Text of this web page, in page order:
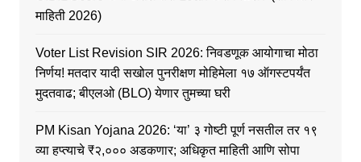
माहिती 2026)
Voter List Revision SIR 2026: निवडणूक आयोगाचा मोठा
निर्णय! मतदार यादी सखोल पुनरीक्षण मोहिमेला १७ ऑगस्टपर्यंत
मुदतवाढ; बीएलओ (BLO) येणार तुमच्या घरी
PM Kisan Yojana 2026: ‘या’ ३ गोष्टी पूर्ण नसतील तर १९
व्या हप्त्याचे ₹२,००० अडकणार; अधिकृत माहिती आणि सोपा